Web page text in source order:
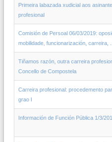
Primeira labazada xudicial aos
profesional
Comisión de Persoal 06/03/2019:
mobilidade, funcionarización, carreira, ..
Tiñamos razón, outra carreira
Concello de Compostela
Carreira profesional: procedemento
grao I
Información de Función Pública 1/3/